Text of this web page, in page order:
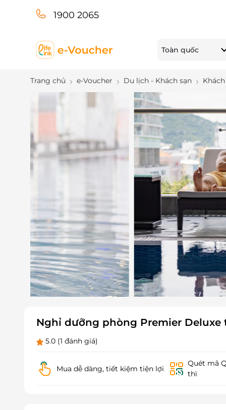
1900 2065
Toàn quốc
Trang chủ e-Voucher Du lịch - Khách sạn
Nghỉ dưỡng phòng Premier Deluxe
5.0 (1 đánh giá)
Mua dễ dàng, tiết kiệm tiện lợi
Quét mã
thì